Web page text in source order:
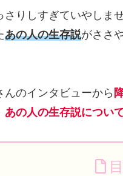
さりしすぎていやしま
あの人の生存説がささ
のインタビューから
あの人の生存説につい